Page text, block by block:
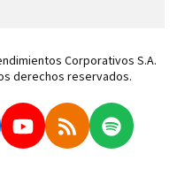
Corporativos S.A.
derechos reservados.